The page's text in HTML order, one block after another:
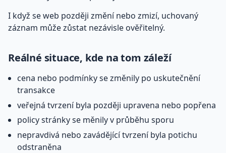
I když se web později změní nebo zmizí, uchovaný
záznam může zůstat nezávisle ověřitelný.
Reálné situace, kde na tom záleží
cena nebo podmínky se změnily po uskutečnění
transakce
veřejná tvrzení byla později upravena nebo popřena
policy stránky se měnily v průběhu sporu
nepravdivá nebo zavádějící tvrzení byla potichu
odstraněna